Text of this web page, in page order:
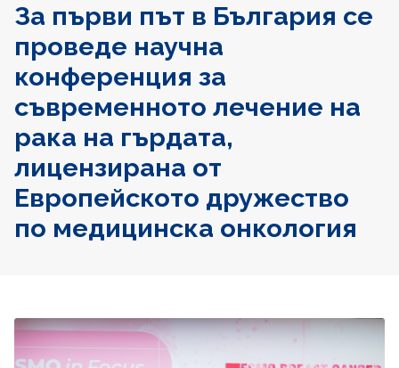
За първи път в България се
проведе научна
конференция за
съвременното лечение на
рака на гърдата,
лицензирана от
Европейското дружество
по медицинска онкология